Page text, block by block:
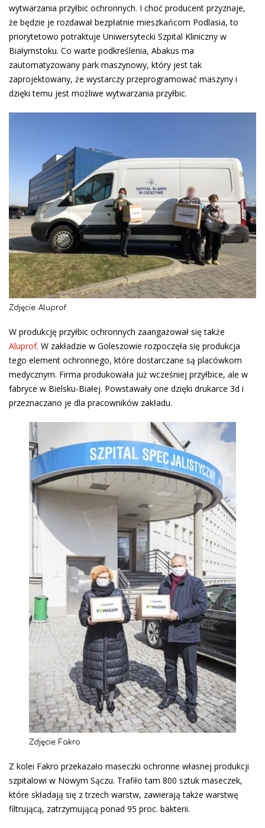
wytwarzania przyłbic ochronnych. I choć producent przyznaje,
że będzie je rozdawał bezpłatnie mieszkańcom Podlasia, to
priorytetowo potraktuje Uniwersytecki Szpital Kliniczny w
Białymstoku. Co warte podkreślenia, Abakus ma
zautomatyzowany park maszynowy, który jest tak
zaprojektowany, że wystarczy przeprogramować maszyny i
dzięki temu jest możliwe wytwarzania przyłbic.
Zdjęcie: Aluprof
W produkcję przyłbic ochronnych zaangażował się także
Aluprof. W zakładzie w Goleszowie rozpoczęła się produkcja
tego element ochronnego, które dostarczane są placówkom
medycznym. Firma produkowała już wcześniej przyłbice, ale w
fabryce w Bielsku-Białej. Powstawały one dzięki drukarce 3d i
przeznaczano je dla pracowników zakładu.
Zdjęcie: Fakro
Z kolei Fakro przekazało maseczki ochronne własnej produkcji
szpitalowi w Nowym Sączu. Trafiło tam 800 sztuk maseczek,
które składają się z trzech warstw, zawierają także warstwę
filtrującą, zatrzymującą ponad 95 proc. bakterii.